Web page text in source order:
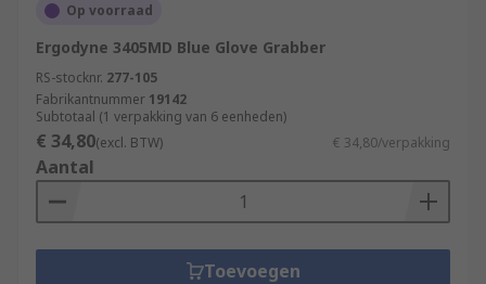
Op voorraad
Ergodyne 3405MD Blue Glove Grabber
RS-stocknr. 277-105
Fabrikantnummer 19142
Subtotaal (1 verpakking van 6 eenheden)
€ 34,80(excl. BTW) € 34,80/verpakking
Aantal
Toevoegen